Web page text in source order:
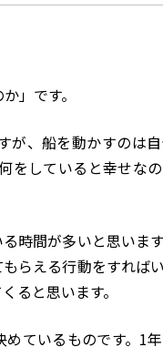
」です。
が、船を動かすのは
をしていると幸せな
時間が多いと思いま
らえる行動をすれば
ると思います。
ているものです。 1